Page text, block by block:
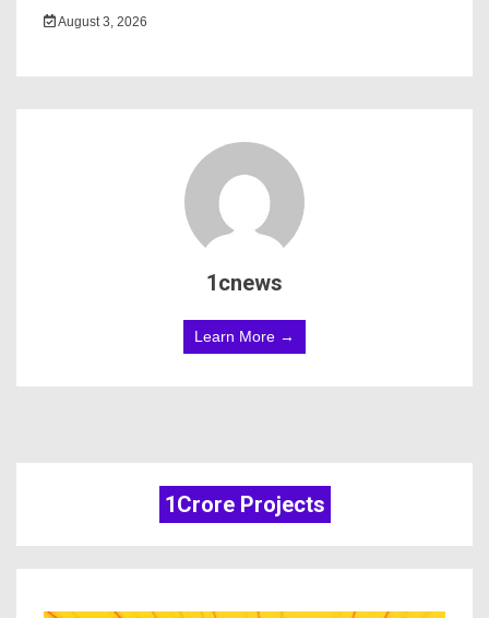
August 3, 2026
1cnews
Learn More →
1Crore Projects